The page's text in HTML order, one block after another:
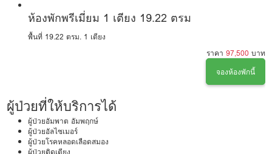
ห้องพักพรีเมี่ยม 1 เตียง 19.22 ตรม
พื้นที่ 19.22 ตรม. 1 เตียง
ราคา 97,500 บาท
จองห้องพักนี้
ผู้ป่วยที่ให้บริการได้
ผู้ป่วยอัมพาต อัมพฤกษ์
ผู้ป่วยอัลไซเมอร์
ผู้ป่วยโรคหลอดเลือดสมอง
ผู้ป่วยติดเตียง